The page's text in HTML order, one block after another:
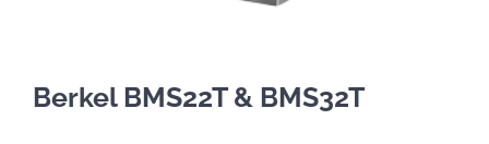
Berkel BMS22T & BMS32T